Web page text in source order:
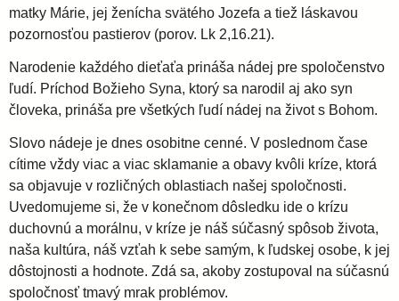
á
a
r
c
i
d
matky Márie, jej ženícha svätého Jozefa a tiež láskavou
pozornosťou pastierov (porov. Lk 2,16.21).
Narodenie každého dieťaťa prináša nádej pre spoločenstvo
ľudí. Príchod Božieho Syna, ktorý sa narodil aj ako syn
človeka, prináša pre všetkých ľudí nádej na život s Bohom.
Slovo nádeje je dnes osobitne cenné. V poslednom čase
cítime vždy viac a viac sklamanie a obavy kvôli kríze, ktorá
sa objavuje v rozličných oblastiach našej spoločnosti.
Uvedomujeme si, že v konečnom dôsledku ide o krízu
duchovnú a morálnu, v kríze je náš súčasný spôsob života,
naša kultúra, náš vzťah k sebe samým, k ľudskej osobe, k jej
dôstojnosti a hodnote. Zdá sa, akoby zostupoval na súčasnú
spoločnosť tmavý mrak problémov.